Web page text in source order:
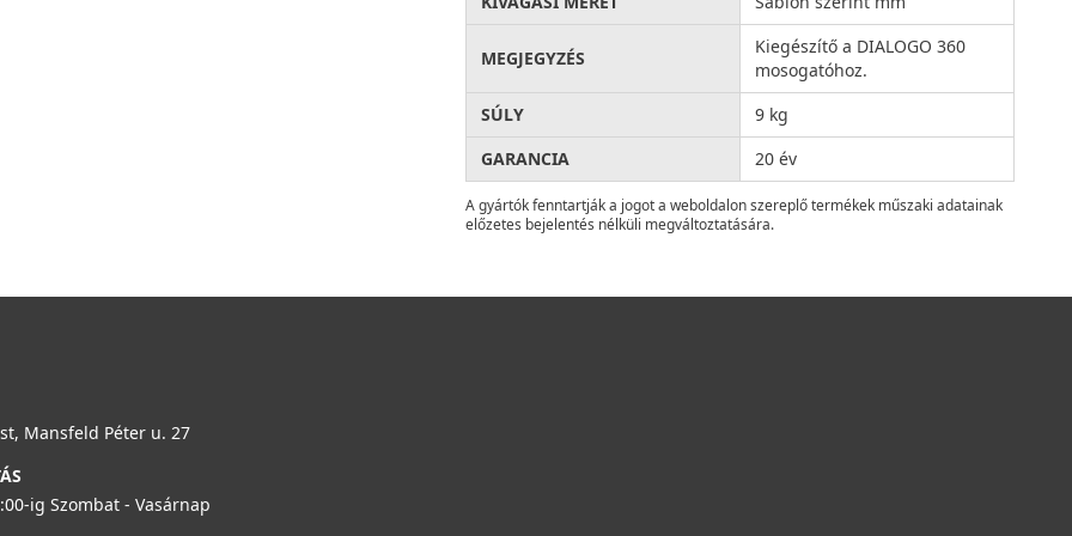
is, így biztonságosan érintkezhet
konyhai előkészítés minden nap biztonságosabb
MEGJEGYZÉS
Kiegészítő a DIALOGO 360
mosogatóhoz.
SÚLY
9 kg
GARANCIA
20 év
A gyártók fenntartják a jogot a weboldalon szereplő termékek műszaki adatainak
előzetes bejelentés nélküli megváltoztatására.
Mansfeld Péter u. 27
ig Szombat - Vasárnap